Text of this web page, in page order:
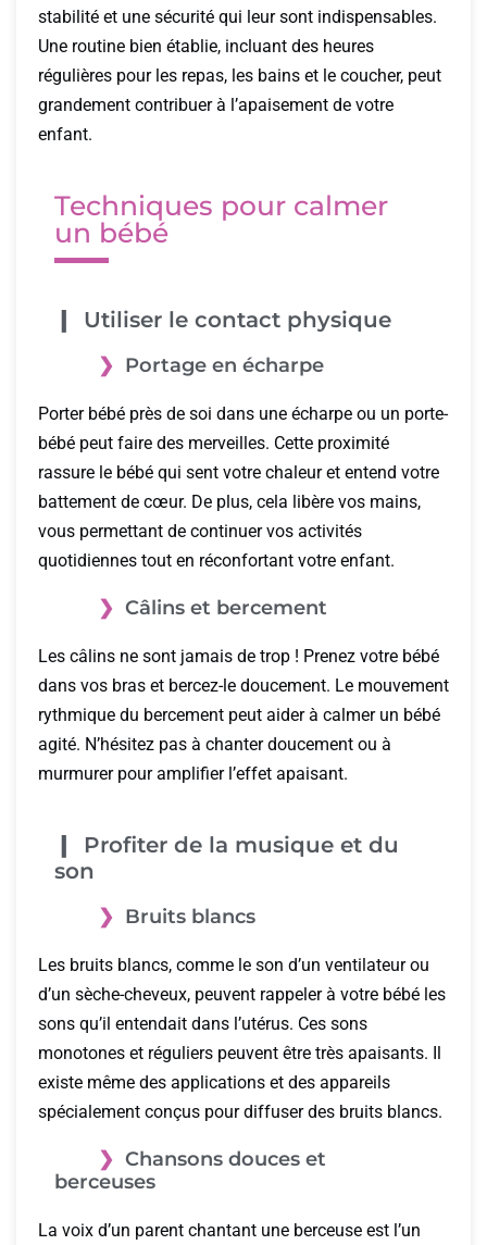
stabilité et une sécurité qui leur sont indispensables.
Une routine bien établie, incluant des heures
régulières pour les repas, les bains et le coucher, peut
grandement contribuer à l’apaisement de votre
enfant.
Techniques pour calmer
un bébé
Utiliser le contact physique
Portage en écharpe
Porter bébé près de soi dans une écharpe ou un porte-
bébé peut faire des merveilles. Cette proximité
rassure le bébé qui sent votre chaleur et entend votre
battement de cœur. De plus, cela libère vos mains,
vous permettant de continuer vos activités
quotidiennes tout en réconfortant votre enfant.
Câlins et bercement
Les câlins ne sont jamais de trop ! Prenez votre bébé
dans vos bras et bercez-le doucement. Le mouvement
rythmique du bercement peut aider à calmer un bébé
agité. N’hésitez pas à chanter doucement ou à
murmurer pour amplifier l’effet apaisant.
Profiter de la musique et du
son
Bruits blancs
Les bruits blancs, comme le son d’un ventilateur ou
d’un sèche-cheveux, peuvent rappeler à votre bébé les
sons qu’il entendait dans l’utérus. Ces sons
monotones et réguliers peuvent être très apaisants. Il
existe même des applications et des appareils
spécialement conçus pour diffuser des bruits blancs.
Chansons douces et
berceuses
La voix d’un parent chantant une berceuse est l’un